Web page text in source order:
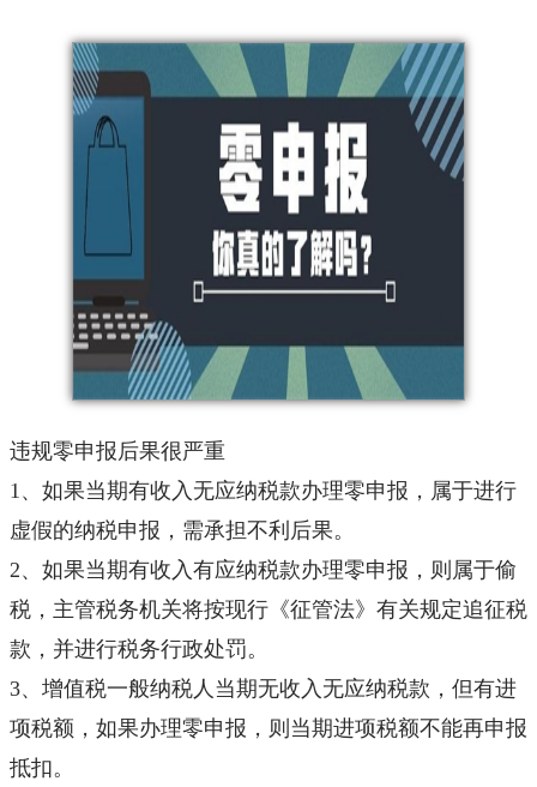
违规零申报后果很严重
1、如果当期有收入无应纳税款办理零申报，属于进行
虚假的纳税申报，需承担不利后果。
2、如果当期有收入有应纳税款办理零申报，则属于偷
税，主管税务机关将按现行《征管法》有关规定追征税
款，并进行税务行政处罚。
3、增值税一般纳税人当期无收入无应纳税款，但有进
项税额，如果办理零申报，则当期进项税额不能再申报
抵扣。